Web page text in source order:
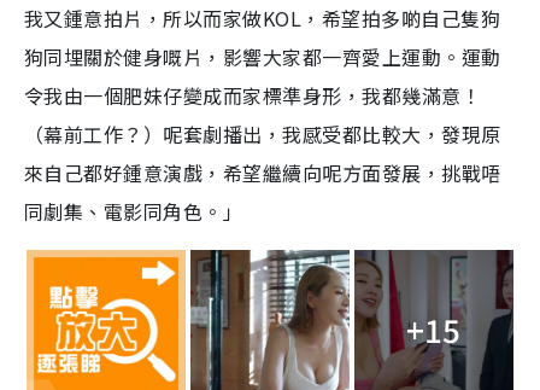
我又鍾意拍片，所以而家做KOL，希望拍多啲自己隻狗
狗同埋關於健身嘅片，影響大家都一齊愛上運動。運動
令我由一個肥妹仔變成而家標準身形，我都幾滿意！
（幕前工作？）呢套劇播出，我感受都比較大，發現原
來自己都好鍾意演戲，希望繼續向呢方面發展，挑戰唔
同劇集、電影同角色。」
+15